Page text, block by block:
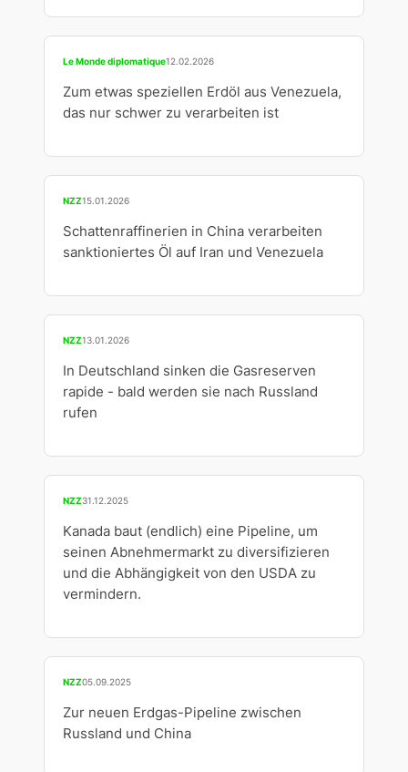
Le Monde diplomatique12.02.2026
Zum etwas speziellen Erdöl aus Venezuela,
das nur schwer zu verarbeiten ist
NZZ15.01.2026
Schattenraffinerien in China verarbeiten
sanktioniertes Öl auf Iran und Venezuela
NZZ13.01.2026
In Deutschland sinken die Gasreserven
rapide - bald werden sie nach Russland
rufen
NZZ31.12.2025
Kanada baut (endlich) eine Pipeline, um
seinen Abnehmermarkt zu diversifizieren
und die Abhängigkeit von den USDA zu
vermindern.
NZZ05.09.2025
Zur neuen Erdgas-Pipeline zwischen
Russland und China